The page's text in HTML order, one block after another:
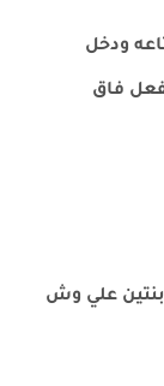
ودخل
فاق
علي وش